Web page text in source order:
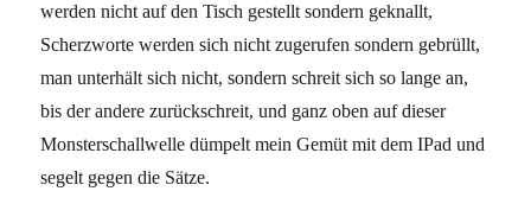
werden nicht auf den Tisch gestellt sondern geknallt,
Scherzworte werden sich nicht zugerufen sondern gebrüllt,
man unterhält sich nicht, sondern schreit sich so lange an,
bis der andere zurückschreit, und ganz oben auf dieser
Monsterschallwelle dümpelt mein Gemüt mit dem IPad und
segelt gegen die Sätze.